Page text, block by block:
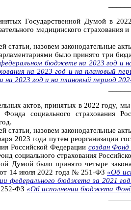
Государственной Думой в
медицинского
статьи, назовем законодательные
было принято три
бюджете на 2023 год и
на 2023 год и на плановый
на 2023 год и на плановый период
актов, принятых в 2022 году,
социального страхования
статьи, назовем законодательные
2023 года путем реорганизации
Российской Федерации создан Фонд
социального страхования
Думой было принято четыре
от 14 июля 2022 года № 251-ФЗ«Об
федерального бюджета за 2021
252-ФЗ«Об исполнении бюджета